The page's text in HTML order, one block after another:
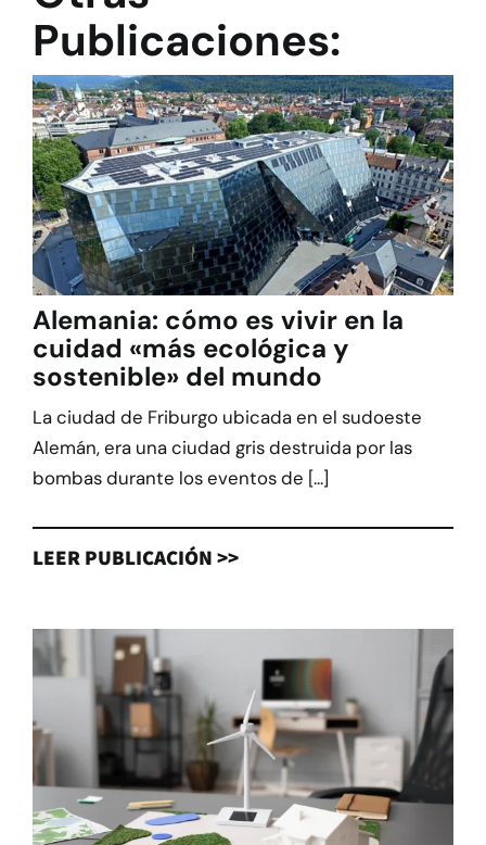
Publicaciones:
Alemania: cómo es vivir en la
cuidad «más ecológica y
sostenible» del mundo
La ciudad de Friburgo ubicada en el sudoeste
Alemán, era una ciudad gris destruida por las
bombas durante los eventos de [...]
LEER PUBLICACIÓN >>